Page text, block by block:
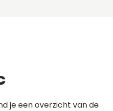
je een overzicht van de